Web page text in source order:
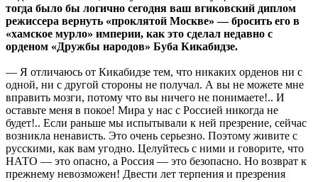
тогда было бы логично сегодня ваш вгиковский диплом
режиссера вернуть «проклятой Москве» — бросить его в
«хамское мурло» империи, как это сделал недавно с
орденом «Дружбы народов» Буба Кикабидзе.
— Я отличаюсь от Кикабидзе тем, что никаких орденов ни с
одной, ни с другой стороны не получал. А вы не можете мне
вправить мозги, потому что вы ничего не понимаете!.. И
оставьте меня в покое! Мира у нас с Россией никогда не
будет!.. Если раньше мы испытывали к ней презрение, сейчас
возникла ненависть. Это очень серьезно. Поэтому живите с
русскими, как вам угодно. Целуйтесь с ними и говорите, что
НАТО — это опасно, а Россия — это безопасно. Но возврат к
прежнему невозможен! Двести лет терпения и презрения